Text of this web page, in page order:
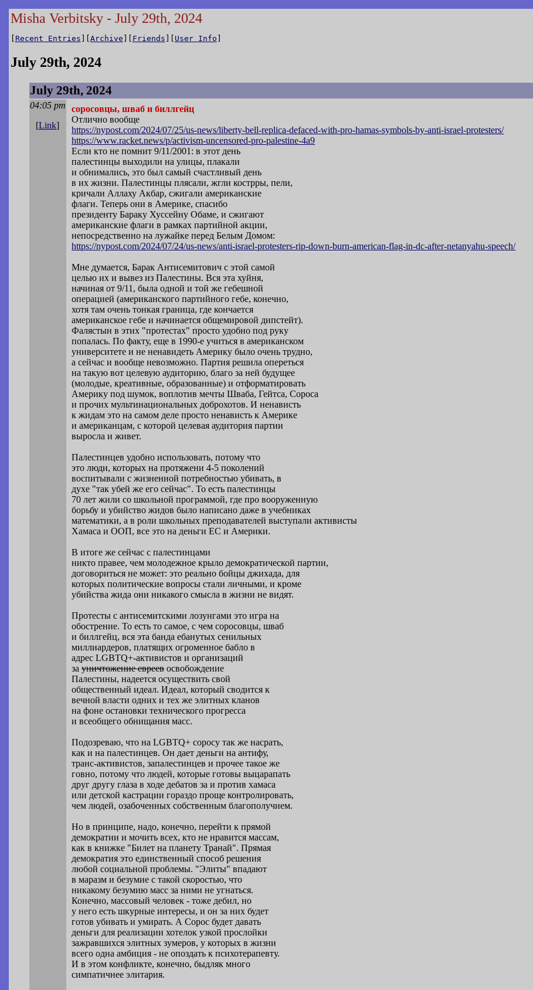
Misha Verbitsky - July 29th, 2024
[ Recent Entries ][Archive ][ Friends ][ User Info ]
July 29th, 2024
July 29th, 2024
04:05 pm
[Link]
соросовцы, шваб и биллгейц
Отлично вообще
https://nypost.com/2024/07/25/us-news/liberty-bell-replica-defaced-with-pro-hamas-symbols-by-anti-israel-protesters/
https://www.racket.news/p/activism-uncensored-pro-palestine-4a9
Если кто не помнит 9/11/2001: в этот день
палестинцы выходили на улицы, плакали
и обнимались, это был самый счастливый день
в их жизни. Палестинцы плясали, жгли кострры, пели,
кричали Аллаху Акбар, сжигали американские
флаги. Теперь они в Америке, спасибо
президенту Бараку Хуссейну Обаме, и сжигают
американские флаги в рамках партийной акции,
непосредственно на лужайке перед Белым Домом:
https://nypost.com/2024/07/24/us-news/anti-israel-protesters-rip-down-burn-american-flag-in-dc-after-netanyahu-speech/
Мне думается, Барак Антисемитович с этой самой
целью их и вывез из Палестины. Вся эта хуйня,
начиная от 9/11, была одной и той же гебешной
операцией (американского партийного гебе, конечно,
хотя там очень тонкая граница, где кончается
американское гебе и начинается общемировой дипстейт).
Фалястын в этих "протестах" просто удобно под руку
попалась. По факту, еще в 1990-е учиться в американском
университете и не ненавидеть Америку было очень трудно,
а сейчас и вообще невозможно. Партия решила опереться
на такую вот целевую аудиторию, благо за ней будущее
(молодые, креативные, образованные) и отформатировать
Америку под шумок, воплотив мечты Шваба, Гейтса, Сороса
и прочих мультинациональных доброхотов. И ненависть
к жидам это на самом деле просто ненависть к Америке
и американцам, с которой целевая аудитория партии
выросла и живет.
Палестинцев удобно использовать, потому что
это люди, которых на протяжени 4-5 поколений
воспитывали с жизненной потребностью убивать, в
духе "так убей же его сейчас". То есть палестинцы
70 лет жили со школьной программой, где про вооруженную
борьбу и убийство жидов было написано даже в учебниках
математики, а в роли школьных преподавателей выступали активисты
Хамаса и ООП, все это на деньги ЕС и Америки.
В итоге же сейчас с палестинцами
никто правее, чем молодежное крыло демократической партии,
договориться не может: это реально бойцы джихада, для
которых политические вопросы стали личными, и кроме
убийства жида они никакого смысла в жизни не видят.
Протесты с антисемитскими лозунгами это игра на
обострение. То есть то самое, с чем соросовцы, шваб
и биллгейц, вся эта банда ебанутых сенильных
миллиардеров, платящих огроменное бабло в
адрес LGBTQ+-активистов и организаций
зауничтожение евреевосвобождение
Палестины, надеется осуществить свой
общественный идеал. Идеал, который сводится к
вечной власти одних и тех же элитных кланов
на фоне остановки технического прогресса
и всеобщего обнищания масс.
Подозреваю, что на LGBTQ+ соросу так же насрать,
как и на палестинцев. Он дает деньги на антифу,
транс-активистов, запалестинцев и прочее такое же
говно, потому что людей, которые готовы выцарапать
друг другу глаза в ходе дебатов за и против хамаса
или детской кастрации гораздо проще контролировать,
чем людей, озабоченных собственным благополучием.
Но в принципе, надо, конечно, перейти к прямой
демократии и мочить всех, кто не нравится массам,
как в книжке "Билет на планету Транай". Прямая
демократия это единственный способ решения
любой социальной проблемы. "Элиты" впадают
в маразм и безумие с такой скоростью, что
никакому безумию масс за ними не угнаться.
Конечно, массовый человек - тоже дебил, но
у него есть шкурные интересы, и он за них будет
готов убивать и умирать. А Сорос будет давать
деньги для реализации хотелок узкой прослойки
зажравшихся элитных зумеров, у которых в жизни
всего одна амбиция - не опоздать к психотерапевту.
И в этом конфликте, конечно, быдляк много
симпатичнее элитария.